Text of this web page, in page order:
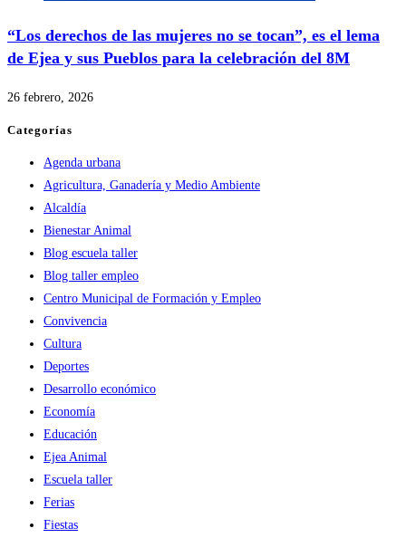
“Los derechos de las mujeres no se tocan”, es el lema
de Ejea y sus Pueblos para la celebración del 8M
26 febrero, 2026
Categorías
Agenda urbana
Agricultura, Ganadería y Medio Ambiente
Alcaldía
Bienestar Animal
Blog escuela taller
Blog taller empleo
Centro Municipal de Formación y Empleo
Convivencia
Cultura
Deportes
Desarrollo económico
Economía
Educación
Ejea Animal
Escuela taller
Ferias
Fiestas